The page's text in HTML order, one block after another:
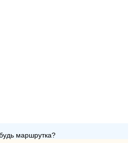
маршрутка?